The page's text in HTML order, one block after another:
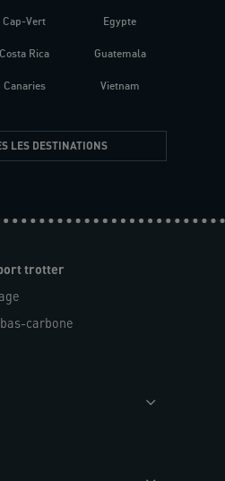
Cap-Vert
Costa Rica
Canaries
Egypte
Guatemala
Vietnam
LES DESTINATIONS
trotter
carbone